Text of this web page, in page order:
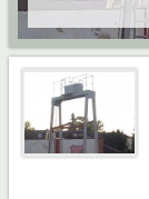
frühen
Sliptermin
wahrnehmen.
Das Slippen
beginnt jeweils
09:00 Uhr, d.h.
dann müssen